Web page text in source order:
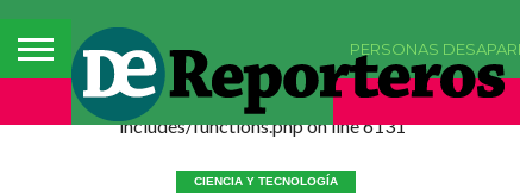
PERSONAS
Deprecated: La función comments_popup_script
includes/functions.php on line 6131
CIENCIA Y TECNOLOGÍA